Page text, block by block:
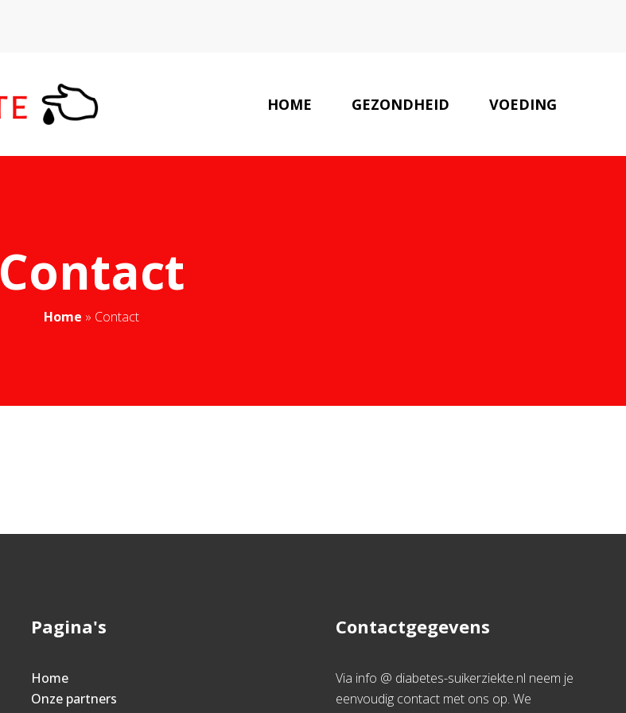
HOME GEZONDHEID VOEDING
Contact
Home » Contact
Pagina's
Home
Onze partners
Contactgegevens
Via info @ diabetes-suikerziekte.nl neem je
eenvoudig contact met ons op. We